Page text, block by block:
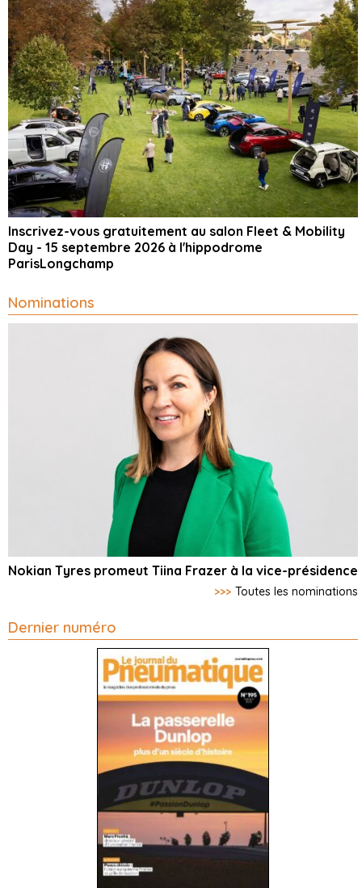
Inscrivez-vous gratuitement au salon Fleet & Mobility
Day - 15 septembre 2026 à l'hippodrome
ParisLongchamp
Nominations
Nokian Tyres promeut Tiina Frazer à la vice-présidence
>>> Toutes les nominations
Dernier numéro